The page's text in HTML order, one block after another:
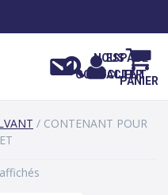
NOUS
CONTACTER
ESPACE
CLIENT
PANIER
/ CONTENANT POUR